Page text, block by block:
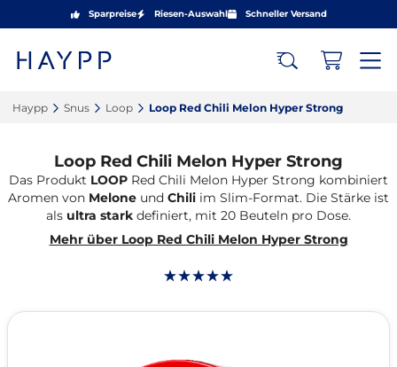
Sparpreise Riesen-Auswahl Schneller Versand
Haypp‎ Snus‎ Loop‎ Loop Red Chili Melon Hyper Strong‎
Loop Red Chili Melon Hyper Strong
Das Produkt LOOP Red Chili Melon Hyper Strong kombiniert
Aromen von Melone und Chili im Slim-Format. Die Stärke ist
als ultra stark definiert, mit 20 Beuteln pro Dose.
Mehr über Loop Red Chili Melon Hyper Strong